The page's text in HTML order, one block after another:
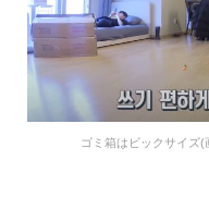
ゴミ箱はビックサイズ(